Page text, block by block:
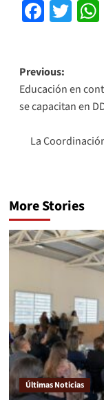
Previous:
Educación en
se capacitan en
La
More Stories
Últimas Noticias